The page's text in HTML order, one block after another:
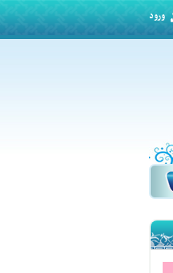
ورود